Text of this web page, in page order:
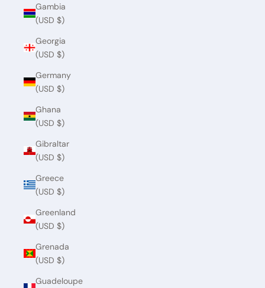
Gambia
(USD $)
Georgia
(USD $)
Germany
(USD $)
Ghana
(USD $)
Gibraltar
(USD $)
Greece
(USD $)
Greenland
(USD $)
Grenada
(USD $)
Guadeloupe